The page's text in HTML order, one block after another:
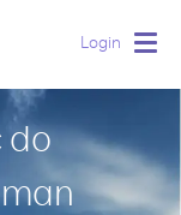
Login
do